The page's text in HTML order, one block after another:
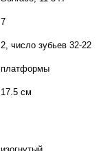
7
2, число зубьев 32-22
платформы
17.5 см